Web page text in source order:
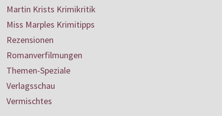
Martin Krists Krimikritik
Miss Marples Krimitipps
Rezensionen
Romanverfilmungen
Themen-Speziale
Verlagsschau
Vermischtes